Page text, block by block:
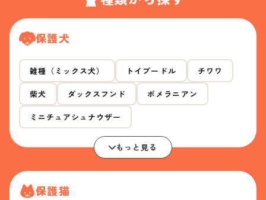
保護犬
雑種（ミックス犬） トイプードル チワワ
柴犬 ダックスフンド ポメラニアン
ミニチュアシュナウザー
もっと見る
保護猫